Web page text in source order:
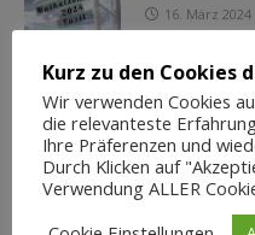
16. März 2024
DJ Minimi
Schriesheim
10. März 2024
Kurz zu den Cookies
Wir verwenden Cookies
die relevanteste
Ihre Präferenzen und
Durch Klicken auf
Verwendung ALLER